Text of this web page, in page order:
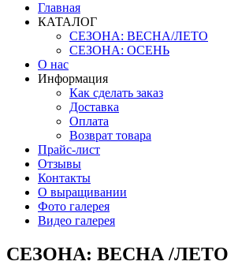
Главная
КАТАЛОГ
СЕЗОНА: ВЕСНА/ЛЕТО
СЕЗОНА: ОСЕНЬ
О нас
Информация
Как сделать заказ
Доставка
Оплата
Возврат товара
Прайс-лист
Отзывы
Контакты
О выращивании
Фото галерея
Видео галерея
СЕЗОНА: ВЕСНА /ЛЕТО